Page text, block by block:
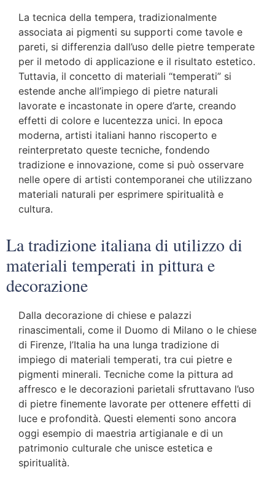
La tecnica della tempera, tradizionalmente
associata ai pigmenti su supporti come tavole e
pareti, si differenzia dall’uso delle pietre temperate
per il metodo di applicazione e il risultato estetico.
Tuttavia, il concetto di materiali “temperati” si
estende anche all’impiego di pietre naturali
lavorate e incastonate in opere d’arte, creando
effetti di colore e lucentezza unici. In epoca
moderna, artisti italiani hanno riscoperto e
reinterpretato queste tecniche, fondendo
tradizione e innovazione, come si può osservare
nelle opere di artisti contemporanei che utilizzano
materiali naturali per esprimere spiritualità e
cultura.
La tradizione italiana di utilizzo di
materiali temperati in pittura e
decorazione
Dalla decorazione di chiese e palazzi
rinascimentali, come il Duomo di Milano o le chiese
di Firenze, l’Italia ha una lunga tradizione di
impiego di materiali temperati, tra cui pietre e
pigmenti minerali. Tecniche come la pittura ad
affresco e le decorazioni parietali sfruttavano l’uso
di pietre finemente lavorate per ottenere effetti di
luce e profondità. Questi elementi sono ancora
oggi esempio di maestria artigianale e di un
patrimonio culturale che unisce estetica e
spiritualità.